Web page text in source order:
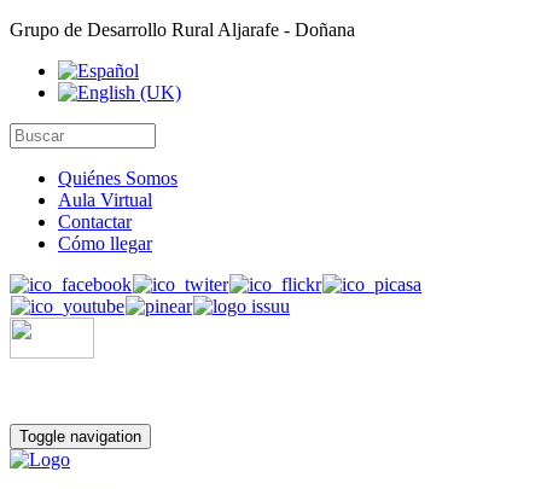
Grupo de Desarrollo Rural Aljarafe - Doñana
Quiénes Somos
Aula Virtual
Contactar
Cómo llegar
Toggle navigation